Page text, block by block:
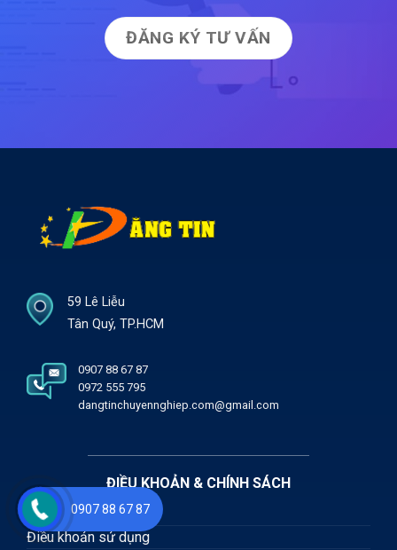
ĐĂNG KÝ TƯ VẤN
59 Lê Liễu
Tân Quý, TP.HCM
0907 88 67 87
0972 555 795
dangtinchuyennghiep.com@gmail.com
ĐIỀU KHOẢN & CHÍNH SÁCH
Chính sách bảo mật
Điều khoản sử dụng
0907 88 67 87